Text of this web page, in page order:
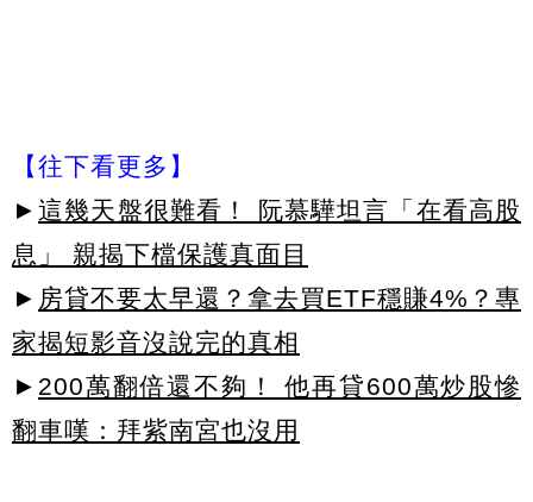
【往下看更多】
► 這幾天盤很難看！ 阮慕驊坦言「在看高股
息」 親揭下檔保護真面目
► 房貸不要太早還？拿去買ETF穩賺4%？專
家揭短影音沒說完的真相
► 200萬翻倍還不夠！ 他再貸600萬炒股慘
翻車嘆：拜紫南宮也沒用